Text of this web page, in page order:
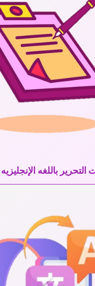
باللغه